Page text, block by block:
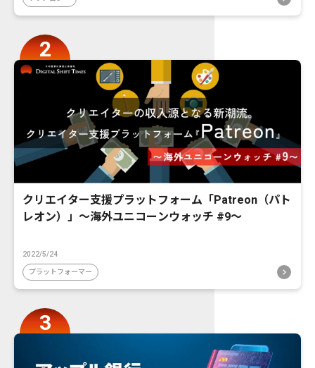
クリエイター支援プラットフォーム「Patreon（パト
レオン）」〜海外ユニコーンウォッチ #9〜
2022/5/24
プラットフォーマー